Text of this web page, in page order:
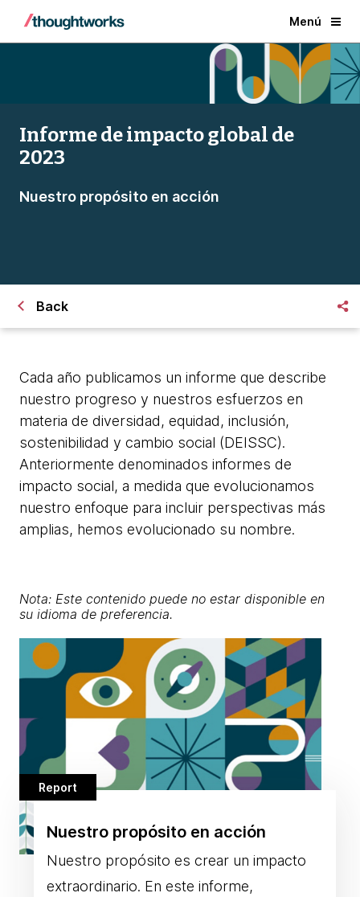
Menú
Informe de impacto global de
2023
Nuestro propósito en acción
Back
Cada año publicamos un informe que describe
nuestro progreso y nuestros esfuerzos en
materia de diversidad, equidad, inclusión,
sostenibilidad y cambio social (DEISSC).
Anteriormente denominados informes de
impacto social, a medida que evolucionamos
nuestro enfoque para incluir perspectivas más
amplias, hemos evolucionado su nombre.
Nota: Este contenido puede no estar disponible en
su idioma de preferencia.
Report
Nuestro propósito en acción
Nuestro propósito es crear un impacto
extraordinario. En este informe,